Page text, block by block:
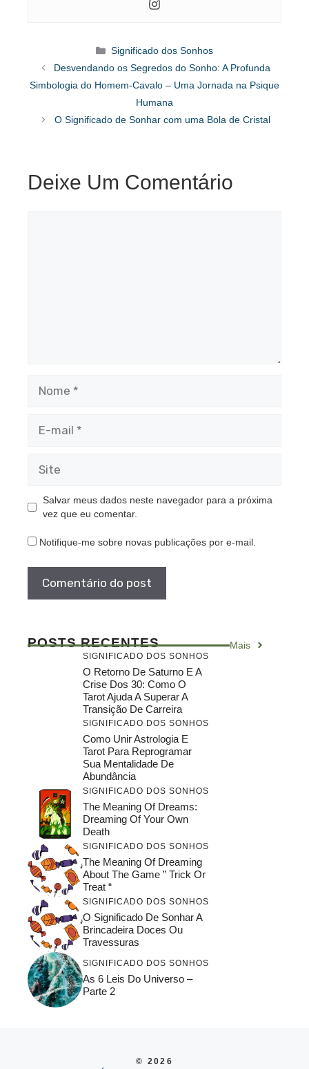
Categorias
Significado dos Sonhos
Desvendando os Segredos do Sonho: A Profunda
Simbologia do Homem-Cavalo – Uma Jornada na Psique
Humana
O Significado de Sonhar com uma Bola de Cristal
Deixe Um Comentário
mail
Salvar meus dados neste navegador para a próxima
vez que eu comentar.
Notifique-me sobre novas publicações por e-mail.
POSTS RECENTES Mais
SIGNIFICADO DOS SONHOS
O Retorno De Saturno E A
Crise Dos 30: Como O
Tarot Ajuda A Superar A
Transição De Carreira
SIGNIFICADO DOS SONHOS
Como Unir Astrologia E
Tarot Para Reprogramar
Sua Mentalidade De
Abundância
SIGNIFICADO DOS SONHOS
The Meaning Of Dreams:
Dreaming Of Your Own
Death
SIGNIFICADO DOS SONHOS
The Meaning Of Dreaming
About The Game ” Trick Or
Treat “
SIGNIFICADO DOS SONHOS
O Significado De Sonhar A
Brincadeira Doces Ou
Travessuras
SIGNIFICADO DOS SONHOS
As 6 Leis Do Universo –
Parte 2
© 2026